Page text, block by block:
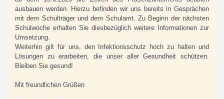
ausbauen werden. Hierzu befinden wir uns bereits in Gesprächen
mit dem Schulträger und dem Schulamt. Zu Beginn der nächsten
Schulwoche erhalten Sie diesbezüglich weitere Informationen zur
Umsetzung.
Weiterhin gilt für uns, den Infektionsschutz hoch zu halten und
Lösungen zu erarbeiten, die unser aller Gesundheit schützen.
Bleiben Sie gesund!
Mit freundlichen Grüßen